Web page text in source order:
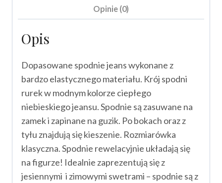
Opinie (0)
Opis
Dopasowane spodnie jeans wykonane z
bardzo elastycznego materiału. Krój spodni
rurek w modnym kolorze ciepłego
niebieskiego jeansu. Spodnie są zasuwane na
zamek i zapinane na guzik. Po bokach oraz z
tyłu znajdują się kieszenie. Rozmiarówka
klasyczna. Spodnie rewelacyjnie układają się
na figurze! Idealnie zaprezentują się z
jesiennymi i zimowymi swetrami – spodnie są z